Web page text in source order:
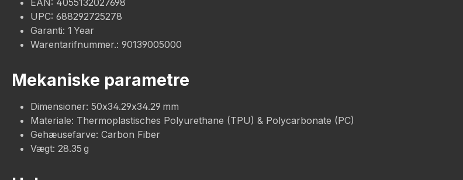
EAN: 4055132027698
UPC: 688292725278
Garanti: 1 Year
Warentarifnummer.: 90139005000
Mekaniske parametre
Dimensioner: 50x34.29x34.29 mm
Materiale: Thermoplastisches Polyurethane (TPU) & Polycarbonate (PC)
Gehæusefarve: Carbon Fiber
Vægt: 28.35 g